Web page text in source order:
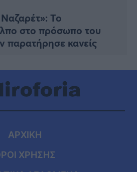
Το
στο πρόσωπο του
παρατήρησε κανείς
ΑΡΧΙΚΗ
ΧΡΗΣΗΣ